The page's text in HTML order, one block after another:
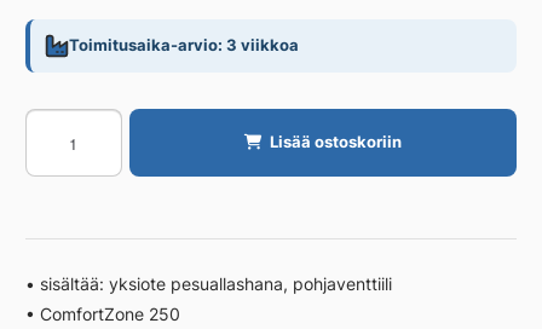
Toimitusaika-arvio: 3 viikkoa
Pesuallashana
hansgrohe
Vivenis
määrä
Lisää ostoskoriin
• sisältää: yksiote pesuallashana, pohjaventtiili
• ComfortZone 250